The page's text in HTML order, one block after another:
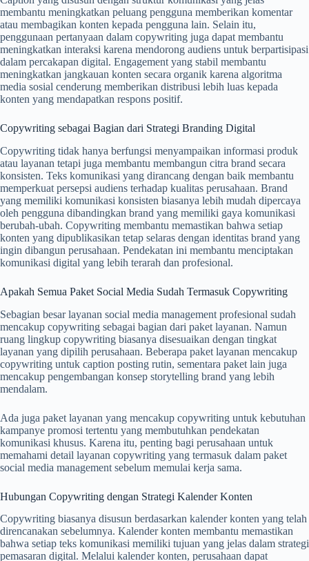
membantu meningkatkan peluang pengguna memberikan komentar
atau membagikan konten kepada pengguna lain. Selain itu,
penggunaan pertanyaan dalam copywriting juga dapat membantu
meningkatkan interaksi karena mendorong audiens untuk berpartisipasi
dalam percakapan digital. Engagement yang stabil membantu
meningkatkan jangkauan konten secara organik karena algoritma
media sosial cenderung memberikan distribusi lebih luas kepada
konten yang mendapatkan respons positif.
Copywriting sebagai Bagian dari Strategi Branding Digital
Copywriting tidak hanya berfungsi menyampaikan informasi produk
atau layanan tetapi juga membantu membangun citra brand secara
konsisten. Teks komunikasi yang dirancang dengan baik membantu
memperkuat persepsi audiens terhadap kualitas perusahaan. Brand
yang memiliki komunikasi konsisten biasanya lebih mudah dipercaya
oleh pengguna dibandingkan brand yang memiliki gaya komunikasi
berubah-ubah. Copywriting membantu memastikan bahwa setiap
konten yang dipublikasikan tetap selaras dengan identitas brand yang
ingin dibangun perusahaan. Pendekatan ini membantu menciptakan
komunikasi digital yang lebih terarah dan profesional.
Apakah Semua Paket Social Media Sudah Termasuk Copywriting
Sebagian besar layanan social media management profesional sudah
mencakup copywriting sebagai bagian dari paket layanan. Namun
ruang lingkup copywriting biasanya disesuaikan dengan tingkat
layanan yang dipilih perusahaan. Beberapa paket layanan mencakup
copywriting untuk caption posting rutin, sementara paket lain juga
mencakup pengembangan konsep storytelling brand yang lebih
mendalam.
Ada juga paket layanan yang mencakup copywriting untuk kebutuhan
kampanye promosi tertentu yang membutuhkan pendekatan
komunikasi khusus. Karena itu, penting bagi perusahaan untuk
memahami detail layanan copywriting yang termasuk dalam paket
social media management sebelum memulai kerja sama.
Hubungan Copywriting dengan Strategi Kalender Konten
Copywriting biasanya disusun berdasarkan kalender konten yang telah
direncanakan sebelumnya. Kalender konten membantu memastikan
bahwa setiap teks komunikasi memiliki tujuan yang jelas dalam strategi
pemasaran digital. Melalui kalender konten, perusahaan dapat